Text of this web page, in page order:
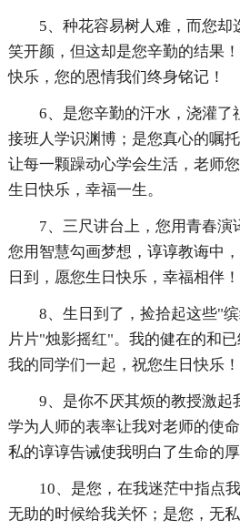
5、种花容易树人难，而您却
笑开颜，但这却是您辛勤的结果
快乐，您的恩情我们终身铭记！
6、是您辛勤的汗水，浇灌了
接班人学识渊博；是您真心的嘱
让每一颗躁动心学会生活，老师
生日快乐，幸福一生。
7、三尺讲台上，您用青春演
您用智慧勾画梦想，谆谆教诲中
日到，愿您生日快乐，幸福相伴！
8、生日到了，捡拾起这些"
片片"烛影摇红"。我的健在的和
我的同学们一起，祝您生日快乐！
9、是你不厌其烦的教授激起
学为人师的表率让我对老师的使
私的谆谆告诫使我明白了生命的
10、是您，在我迷茫中指点
无助的时候给我关怀；是您，无